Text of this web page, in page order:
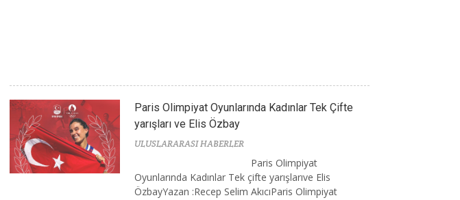
Paris Olimpiyat Oyunlarında Kadınlar Tek Çifte
yarışları ve Elis Özbay
ULUSLARARASI HABERLER
Paris Olimpiyat
Oyunlarında Kadınlar Tek çifte yarışlarıve Elis
ÖzbayYazan :Recep Selim AkıcıParis Olimpiyat